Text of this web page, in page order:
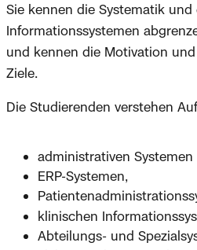
Sie kennen die Systematik
Informationssystemen
und kennen die Motivation
Ziele.
Die Studierenden verstehen
administrativen
ERP-Systemen,
klinischen
Abteilungs- und